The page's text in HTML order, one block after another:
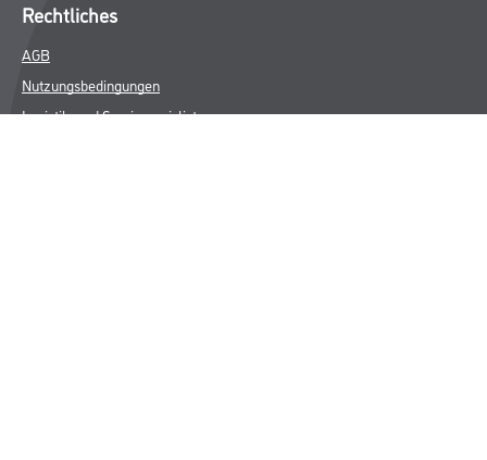
Rechtliches
AGB
Nutzungsbedingungen
Logistik- und Servicepreisliste